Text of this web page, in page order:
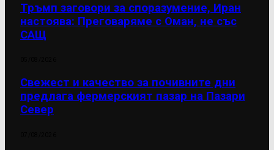
Тръмп заговори за споразумение, Иран
настоява: Преговаряме с Оман, не със
САЩ
Свежест и качество за почивните дни
предлага фермерският пазар на Пазари
Север